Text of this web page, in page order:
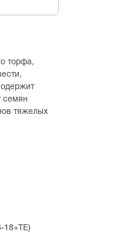
торфа,
семян
тяжелых
18+TE)